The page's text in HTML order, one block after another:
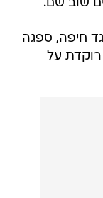
שוב שם.
חיפה, ספגה
רוקדת על